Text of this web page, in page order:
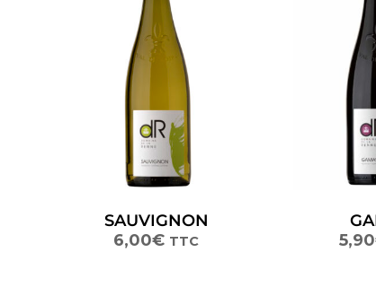
SAUVIGNON
6,00€ TTC
5,90